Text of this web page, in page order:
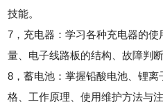
技能。
7，充电器：学习各种充电器的使
量、电子线路板的结构、故障判
8，蓄电池：掌握铅酸电池、锂
格、工作原理、使用维护方法与